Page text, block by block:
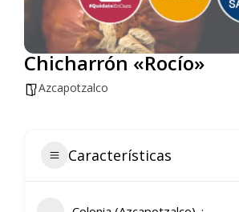
Chicharrón «Rocío»
Azcapotzalco
Características